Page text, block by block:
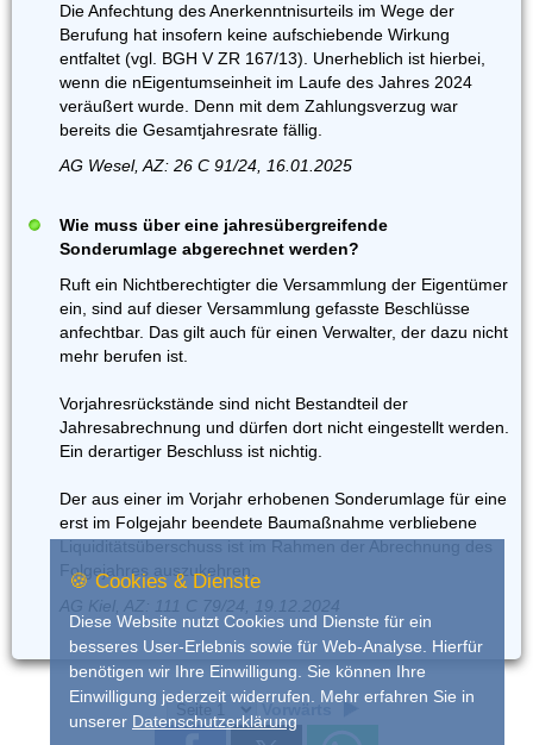
Die Anfechtung des Anerkenntnisurteils im Wege der
Berufung hat insofern keine aufschiebende Wirkung
entfaltet (vgl. BGH V ZR 167/13). Unerheblich ist hierbei,
wenn die nEigentumseinheit im Laufe des Jahres 2024
veräußert wurde. Denn mit dem Zahlungsverzug war
bereits die Gesamtjahresrate fällig.
AG Wesel, AZ: 26 C 91/24, 16.01.2025
Wie muss über eine jahresübergreifende
Sonderumlage abgerechnet werden?
Ruft ein Nichtberechtigter die Versammlung der Eigentümer
ein, sind auf dieser Versammlung gefasste Beschlüsse
anfechtbar. Das gilt auch für einen Verwalter, der dazu nicht
mehr berufen ist.
Vorjahresrückstände sind nicht Bestandteil der
Jahresabrechnung und dürfen dort nicht eingestellt werden.
Ein derartiger Beschluss ist nichtig.
Der aus einer im Vorjahr erhobenen Sonderumlage für eine
erst im Folgejahr beendete Baumaßnahme verbliebene
Liquiditätsüberschuss ist im Rahmen der Abrechnung des
Folgejahres auszukehren.
AG Kiel, AZ: 111 C 79/24, 19.12.2024
🍪 Cookies & Dienste
Diese Website nutzt Cookies und Dienste für ein
besseres User-Erlebnis sowie für Web-Analyse. Hierfür
benötigen wir Ihre Einwilligung. Sie können Ihre
Einwilligung jederzeit widerrufen. Mehr erfahren Sie in
unserer Datenschutzerklärung